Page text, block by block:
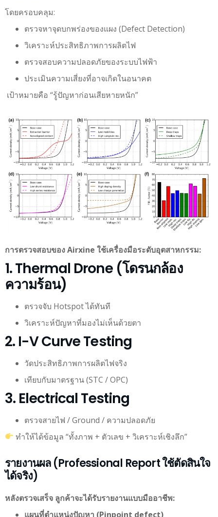
โดยครอบคลุม:
ตรวจหาจุดบกพร่องของแผง (Defect Detection)
วิเคราะห์ประสิทธิภาพการผลิตไฟ
ตรวจสอบความปลอดภัยของระบบไฟฟ้า
ประเมินความเสี่ยงที่อาจเกิดในอนาคต
เป้าหมายคือ “รู้ปัญหาก่อนเสียหายหนัก”
การตรวจสอบของ Airxine ใช้เครื่องมือระดับอุตสาหกรรม:
1. Thermal Drone (โดรนกล้อง
ความร้อน)
ตรวจจับ Hotspot ได้ทันที
วิเคราะห์ปัญหาที่มองไม่เห็นด้วยตา
2. I-V Curve Testing
วัดประสิทธิภาพการผลิตไฟจริง
เทียบกับมาตรฐาน (STC / OPC)
3. Electrical Testing
ตรวจสายไฟ / Ground / ความปลอดภัย
ทำให้ได้ข้อมูล “ทั้งภาพ + ตัวเลข + วิเคราะห์เชิงลึก”
รายงานผล (Professional Report ใช้ตัดสินใจ
ได้จริง)
หลังตรวจเสร็จ ลูกค้าจะได้รับรายงานแบบมืออาชีพ:
แผนที่ตำแหน่งปัญหา (Pinpoint defect)